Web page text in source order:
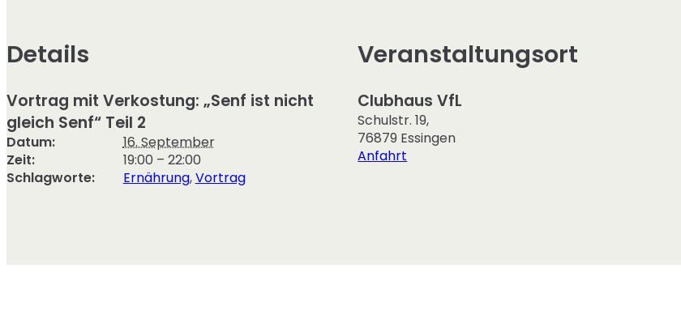
Details
Vortrag mit Verkostung: „Senf ist nicht
gleich Senf“ Teil 2
Datum:
16. September
Zeit:
19:00 – 22:00
Schlagworte:
Ernährung,Vortrag
Veranstaltungsort
Clubhaus VfL
Schulstr. 19,
76879 Essingen
Anfahrt